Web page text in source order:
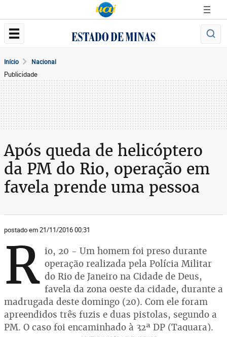
Início Nacional
Publicidade
Após queda de helicóptero
da PM do Rio, operação em
favela prende uma pessoa
postado em 21/11/2016 00:31
R io, 20 - Um homem foi preso durante
operação realizada pela Polícia Militar
do Rio de Janeiro na Cidade de Deus,
favela da zona oeste da cidade, durante a
madrugada deste domingo (20). Com ele foram
apreendidos três fuzis e duas pistolas, segundo a
PM. O caso foi encaminhado à 32ª DP (Taquara).